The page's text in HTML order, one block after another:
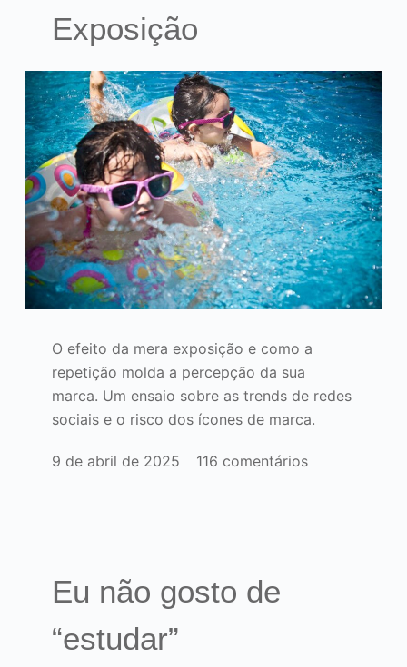
Exposição
O efeito da mera exposição e como a
repetição molda a percepção da sua
marca. Um ensaio sobre as trends de redes
sociais e o risco dos ícones de marca.
9 de abril de 2025 116 comentários
Eu não gosto de
“estudar”